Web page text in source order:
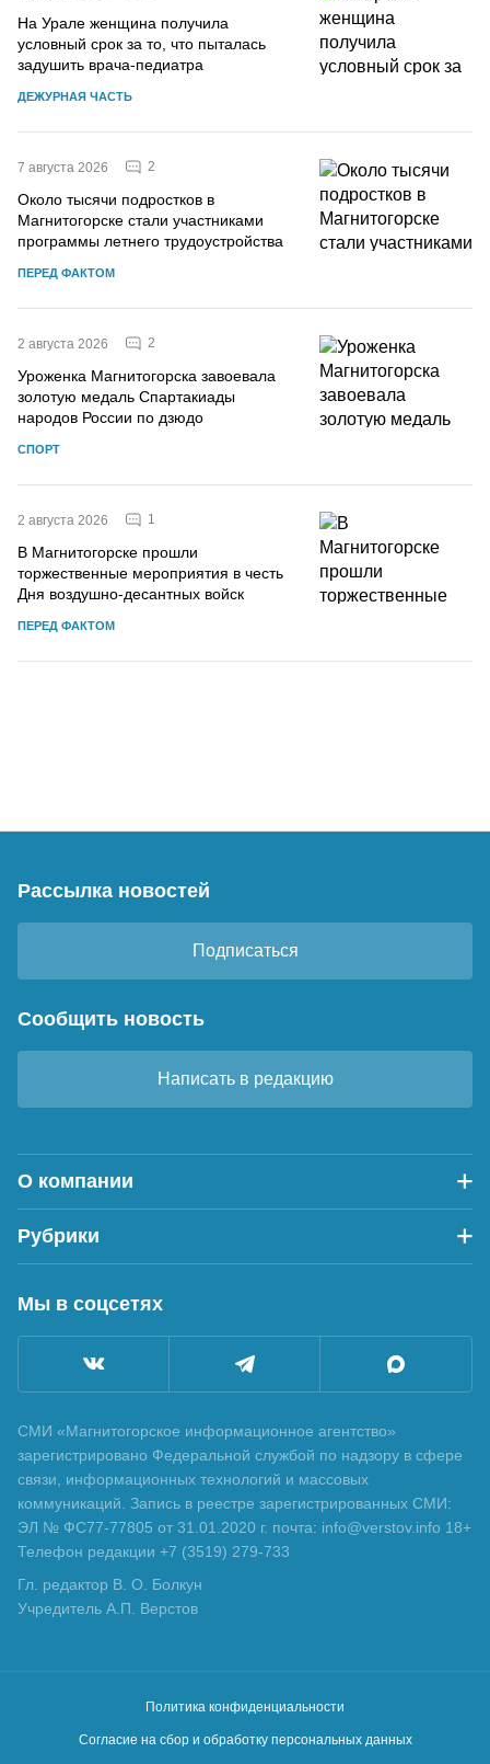
На Урале женщина получила
условный срок за то, что пыталась
задушить врача-педиатра
ДЕЖУРНАЯ ЧАСТЬ
7 августа 2026 2
Около тысячи подростков в
Магнитогорске стали участниками
программы летнего трудоустройства
ПЕРЕД ФАКТОМ
2 августа 2026 2
Уроженка Магнитогорска завоевала
золотую медаль Спартакиады
народов России по дзюдо
СПОРТ
2 августа 2026 1
В Магнитогорске прошли
торжественные мероприятия в честь
Дня воздушно-десантных войск
ПЕРЕД ФАКТОМ
Рассылка новостей
Подписаться
Сообщить новость
Написать в редакцию
О компании
Рубрики
Мы в соцсетях
СМИ «Магнитогорское информационное агентство»
зарегистрировано Федеральной службой по надзору в сфере
связи, информационных технологий и массовых
коммуникаций. Запись в реестре зарегистрированных СМИ:
ЭЛ № ФС77-77805 от 31.01.2020 г. почта: info@verstov.info 18+
Телефон редакции +7 (3519) 279-733
Гл. редактор В. О. Болкун
Учредитель А.П. Верстов
Политика конфиденциальности
Согласие на сбор и обработку персональных данных